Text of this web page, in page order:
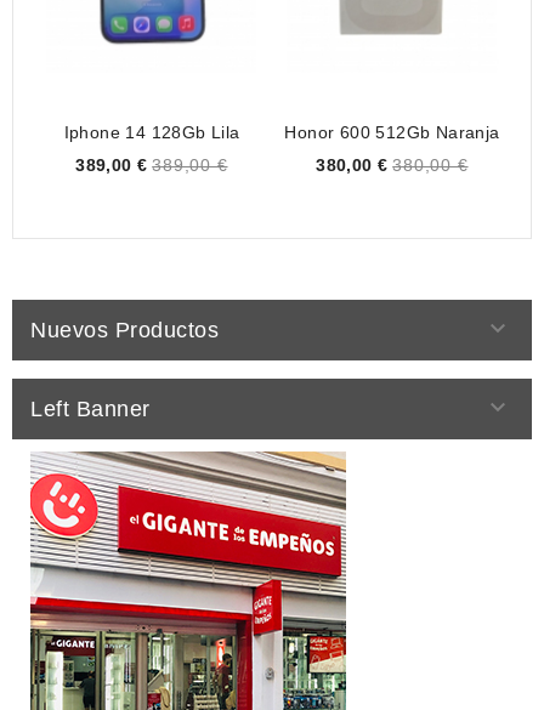
Iphone 14 128Gb Lila
Price
389,00 € 389,00 €
Honor 600 512Gb Naranja
Price
380,00 € 380,00 €
Nuevos Productos 
Left Banner 